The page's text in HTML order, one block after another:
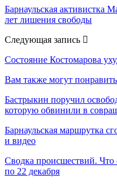
Барнаульская активистка
лет лишения свободы
Следующая запись
Состояние Костомарова
Вам также могут
Бастрыкин поручил
которую обвинили в
Барнаульская маршрутка
и видео
Сводка происшествий. Что
по 22 декабря